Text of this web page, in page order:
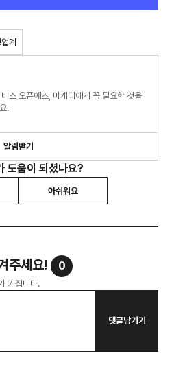
계
스 오픈애즈, 마케터에게 꼭 필요한 것을
.
알림받기
도움이 되셨나요?
아쉬워요
주세요! 0
커집니다.
댓글남기기